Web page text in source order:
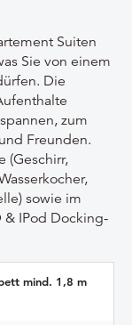
Suiten
Sie von einem
Die
zum
Freunden.
(Geschirr,
sowie im
& IPod Docking-
mind. 1,8 m